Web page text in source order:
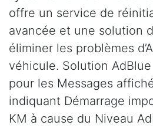
offre un service de
avancée et une solution
éliminer les problèmes
véhicule. Solution AdBlue
pour les Messages
indiquant Démarrage
KM à cause du Niveau